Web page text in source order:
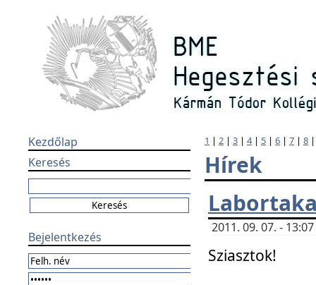
Kezdőlap
Keresés
Bejelentkezés
1 | 2 | 3 | 4| 5 | 6 | 7 | 8
Hírek
2011. 09. 07. -
Sziasztok!